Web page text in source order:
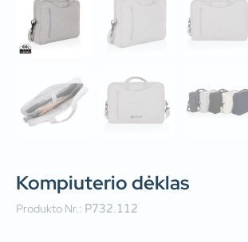
Kompiuterio dėklas
Produkto Nr.: P732.112